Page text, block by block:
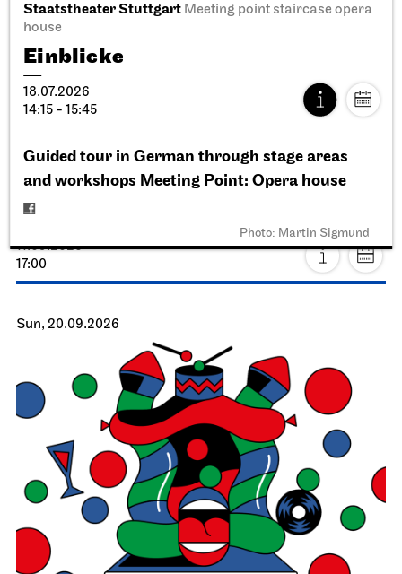
Staatstheater Stuttgart Meeting point staircase opera
house
Einblicke
18.07.2026
14:15 - 15:45
Guided tour in German through stage areas
and workshops Meeting Point: Opera house
Photo: Martin Sigmund
Stuttgart BalletStadtPalais
Presentation of the Stuttgart
Ballet Annual
11.09.2026
17:00
Sun, 20.09.2026